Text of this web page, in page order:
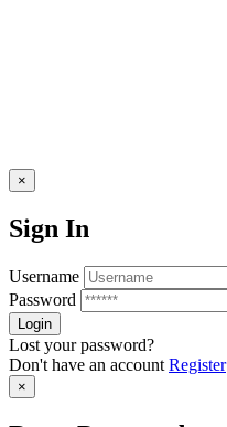
×
Sign In
Username
Password
Lost your password?
Don't have an account Register
×